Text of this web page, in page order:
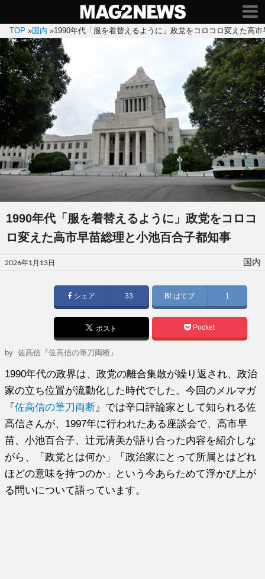
TOP »国内 »1990年代「服を着替えるように」政党をコロコロ変えた高
1990年代「服を着替えるように」政党をコロコ
ロ変えた高市早苗総理と小池百合子都知事
投
稿
2026年1月13日 国内
シェア 33 はてブ 1
ポスト Pocket
by佐高信『佐高信の筆刀両断』
1990年代の政界は、政党の離合集散が繰り返され、政治
家の立ち位置が流動化した時代でした。今回のメルマガ
『佐高信の筆刀両断 』では辛口評論家として知られる佐
高信さんが、1997年に行われたある座談会で、高市早
苗、小池百合子、辻元清美が語り合った内容を紹介しな
がら、「政党とは何か」「政治家にとって所属とはどれ
ほどの意味を持つのか」という今あらためて浮かび上が
る問いについて語っています。